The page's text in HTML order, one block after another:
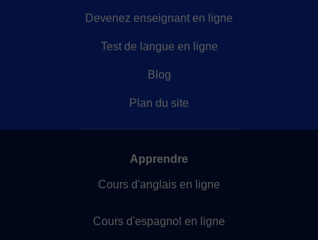
Devenez enseignant en ligne
Test de langue en ligne
Blog
Plan du site
Apprendre
Cours d'anglais en ligne
Cours d'espagnol en ligne